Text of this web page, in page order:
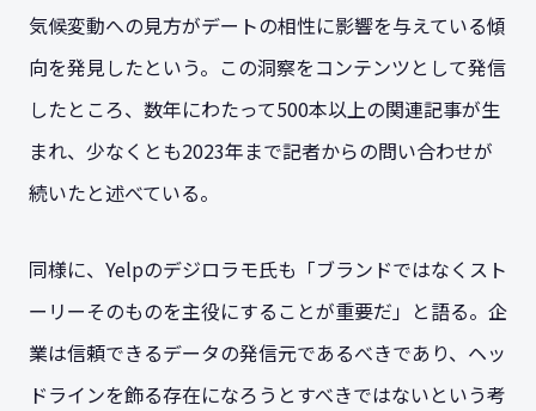
気候変動への見方がデートの相性に影響を与えている傾
向を発見したという。この洞察をコンテンツとして発信
したところ、数年にわたって500本以上の関連記事が生
まれ、少なくとも2023年まで記者からの問い合わせが
続いたと述べている。
同様に、Yelpのデジロラモ氏も「ブランドではなくスト
ーリーそのものを主役にすることが重要だ」と語る。企
業は信頼できるデータの発信元であるべきであり、ヘッ
ドラインを飾る存在になろうとすべきではないという考